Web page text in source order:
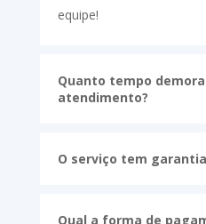
equipe!
Quanto tempo
atendimento?
O serviço tem
Qual a forma de